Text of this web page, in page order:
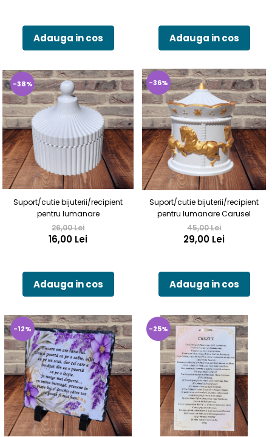
Adauga in cos Adauga in cos
-38%
Suport/cutie bijuterii/recipient
pentru lumanare
26,00 Lei
16,00 Lei
Adauga in cos
-36%
Suport/cutie bijuterii/recipient
pentru lumanare Carusel
45,00 Lei
29,00 Lei
Adauga in cos
-12% -25%